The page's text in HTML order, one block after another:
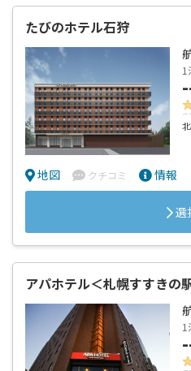
たびのホテル石狩
1
地図 クチコミ 情報
選
アパホテル＜札幌すすきの
1